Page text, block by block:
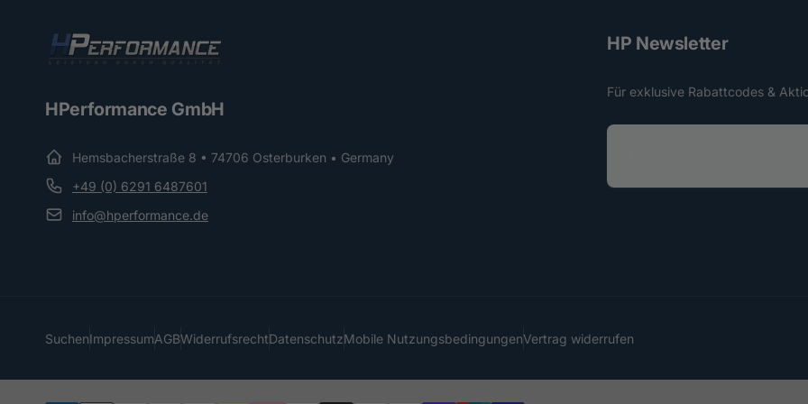
HPerformance GmbH
Hemsbacherstraße 8 • 74706 Osterburken • Germany
+49 (0) 6291 6487601
info@hperformance.de
HP Newsletter
Für exklusive Rabattcodes &
E
SuchenImpressumAGBWiderrufsrechtDatenschutzMobile NutzungsbedingungenVertrag widerrufen